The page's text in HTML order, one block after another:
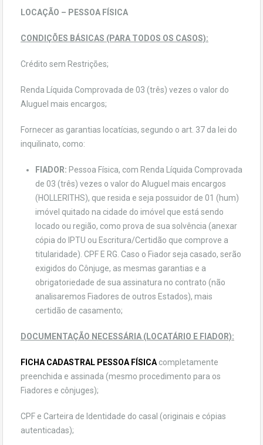
LOCAÇÃO – PESSOA FÍSICA
CONDIÇÕES BÁSICAS (PARA TODOS OS CASOS):
Crédito sem Restrições;
Renda Líquida Comprovada de 03 (três) vezes o valor do
Aluguel mais encargos;
Fornecer as garantias locatícias, segundo o art. 37 da lei do
inquilinato, como:
FIADOR: Pessoa Física, com Renda Líquida Comprovada
de 03 (três) vezes o valor do Aluguel mais encargos
(HOLLERITHS), que resida e seja possuidor de 01 (hum)
imóvel quitado na cidade do imóvel que está sendo
locado ou região, como prova de sua solvência (anexar
cópia do IPTU ou Escritura/Certidão que comprove a
titularidade). CPF E RG. Caso o Fiador seja casado, serão
exigidos do Cônjuge, as mesmas garantias e a
obrigatoriedade de sua assinatura no contrato (não
analisaremos Fiadores de outros Estados), mais
certidão de casamento;
DOCUMENTAÇÃO NECESSÁRIA (LOCATÁRIO E FIADOR):
FICHA CADASTRAL PESSOA FÍSICA completamente
preenchida e assinada (mesmo procedimento para os
Fiadores e cônjuges);
CPF e Carteira de Identidade do casal (originais e cópias
autenticadas);